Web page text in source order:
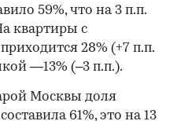
59%, что на 3 п.п.
квартиры с
28% (+7 п.п.
—13% (–3 п.п.).
Москвы доля
61%, это на 13